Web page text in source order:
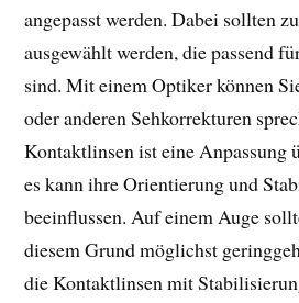
angepasst werden. Dabei sollten
ausgewählt werden, die passend
sind. Mit einem Optiker können
oder anderen Sehkorrekturen
Kontaktlinsen ist eine Anpassung
es kann ihre Orientierung und
beeinflussen. Auf einem Auge
diesem Grund möglichst
die Kontaktlinsen mit